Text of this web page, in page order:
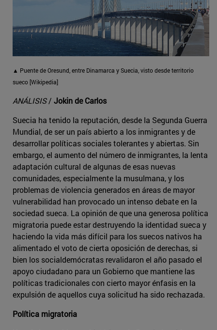
▲ Puente de Oresund, entre Dinamarca y Suecia, visto desde territorio
sueco [Wikipedia]
ANÁLISIS/ Jokin de Carlos
Suecia ha tenido la reputación, desde la Segunda Guerra
Mundial, de ser un país abierto a los inmigrantes y de
desarrollar políticas sociales tolerantes y abiertas. Sin
embargo, el aumento del número de inmigrantes, la lenta
adaptación cultural de algunas de esas nuevas
comunidades, especialmente la musulmana, y los
problemas de violencia generados en áreas de mayor
vulnerabilidad han provocado un intenso debate en la
sociedad sueca. La opinión de que una generosa política
migratoria puede estar destruyendo la identidad sueca y
haciendo la vida más difícil para los suecos nativos ha
alimentado el voto de cierta oposición de derechas, si
bien los socialdemócratas revalidaron el año pasado el
apoyo ciudadano para un Gobierno que mantiene las
políticas tradicionales con cierto mayor énfasis en la
expulsión de aquellos cuya solicitud ha sido rechazada.
Política migratoria